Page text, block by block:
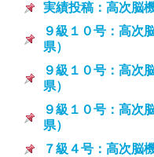
実績投稿：高次脳
９級１０号：高次
県）
９級１０号：高次
県）
９級１０号：高次
県）
７級４号：高次脳